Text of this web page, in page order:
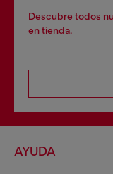
Descubre todos
en tienda.
AYUDA